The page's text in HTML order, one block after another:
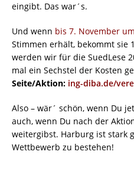
eingibt. Das war´s.
Und wenn bis 7. November
Stimmen erhält, bekommt sie
werden wir für die SuedLese
mal ein Sechstel der Kosten
Seite/Aktion: ing-diba.de/
Also – wär´ schön, wenn Du
auch, wenn Du nach der
weitergibst. Harburg ist stark
Wettbewerb zu bestehen!